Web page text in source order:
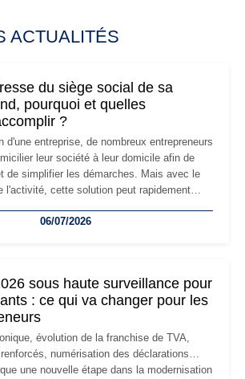
ACTUALITÉS
du siège social de sa
pourquoi et quelles
?
d'une entreprise, de nombreux entrepreneurs
leur société à leur domicile afin de
de simplifier les démarches. Mais avec le
l'activité, cette solution peut rapidement
image de marque… Le
06/07/2026
sous haute surveillance pour
: ce qui va changer pour les
évolution de la franchise de TVA,
numérisation des déclarations…
une nouvelle étape dans la modernisation